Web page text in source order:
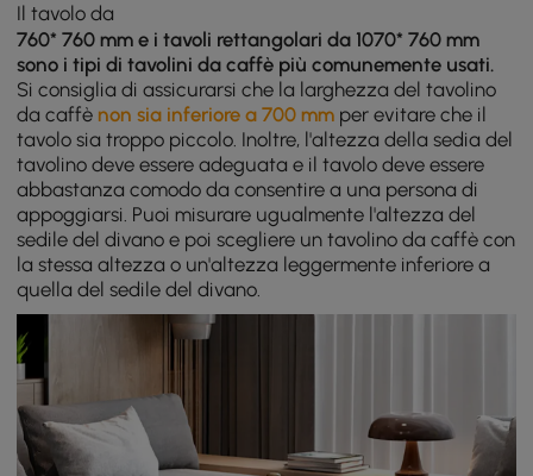
Il tavolo da
760* 760 mm e i tavoli rettangolari da 1070* 760 mm
sono i tipi di tavolini da caffè più comunemente usati.
Si consiglia di assicurarsi che la larghezza del tavolino
da caffè non sia inferiore a 700 mm per evitare che il
tavolo sia troppo piccolo. Inoltre, l'altezza della sedia del
tavolino deve essere adeguata e il tavolo deve essere
abbastanza comodo da consentire a una persona di
appoggiarsi. Puoi misurare ugualmente l'altezza del
sedile del divano e poi scegliere un tavolino da caffè con
la stessa altezza o un'altezza leggermente inferiore a
quella del sedile del divano.